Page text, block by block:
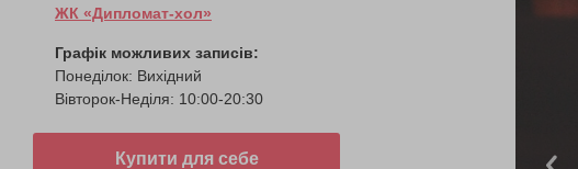
ЖК «Дипломат-хол»
Графік можливих записів:
Понеділок: Вихідний
Вівторок-Неділя: 10:00-20:30
Купити для себе